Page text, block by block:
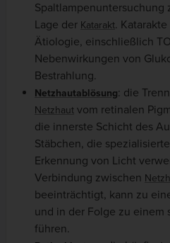
Spaltlampenuntersuchung
Lage der Katarakt.
Ätiologie, einschließlich
Nebenwirkungen von
Bestrahlung.
Netzhautablösung: die
Netzhaut vom retinalen
die innerste Schicht des
Stäbchen, die
Erkennung von Licht
Verbindung zwischen
beeinträchtigt, kann zu
und in der Folge zu einem
führen.